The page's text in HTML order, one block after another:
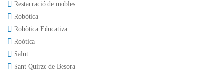
Restauració de mobles
Robòtica
Robòtica Educativa
Roòtica
Salut
Sant Quirze de Besora